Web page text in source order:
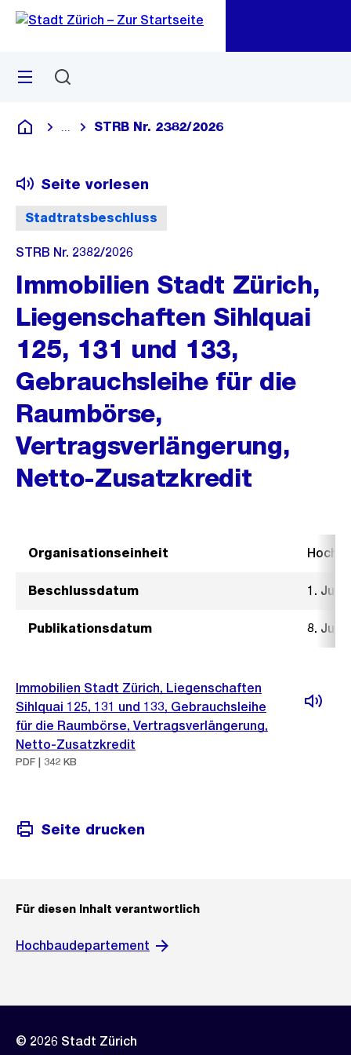
Navigation
Sprunglink
Menü
Deutsch
Blende alle Breadcrumbs ein
STRB Nr. 2382/2026
Stadtratsbeschluss
Seite vorlesen
STRB Nr. 2382/2026
Immobilien Stadt Zürich,
Liegenschaften Sihlquai
125, 131 und 133,
Gebrauchsleihe für die
Raumbörse,
Vertragsverlängerung,
Netto-Zusatzkredit
Organisationseinheit
Beschlussdatum 1. Juli
Publikationsdatum 8. Juli
Immobilien Stadt Zürich, Liegenschaften
Sihlquai 125, 131 und 133, Gebrauchsleihe
für die Raumbörse, Vertragsverlängerung,
Netto-Zusatzkredit
PDF | 342 KB
Seite drucken
Für diesen Inhalt verantwortlich
Hochbaudepartement
© 2026 Stadt Zürich